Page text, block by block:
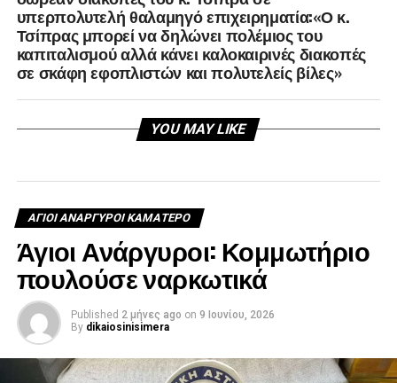
υπερπολυτελή θαλαμηγό επιχειρηματία:«Ο κ.
Τσίπρας μπορεί να δηλώνει πολέμιος του
καπιταλισμού αλλά κάνει καλοκαιρινές διακοπές
σε σκάφη εφοπλιστών και πολυτελείς βίλες»
YOU MAY LIKE
ΑΓΙΟΙ ΑΝΑΡΓΥΡΟΙ ΚΑΜΑΤΕΡΟ
Άγιοι Ανάργυροι: Κομμωτήριο
πουλούσε ναρκωτικά
Published 2 μήνες ago on 9 Ιουνίου, 2026
By dikaiosinisimera